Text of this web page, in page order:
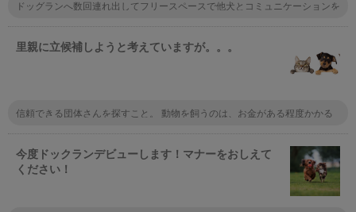
ドッグランへ数回連れ出してフリースペースで他犬とコミュニケーションを
んが慣れてくるとその場に居合わす犬達間の上下関係もわかるようになると
思います。ここでの慣習を散歩へ応用展開すると飼い主の負担も少なく、愛
犬も遊んでいる間に矯正・是正がなされるかもしれません。
里親に立候補しようと考えていますが。。。
信頼できる団体さんを探すこと。 動物を飼うのは、お金がある程度かかる
必須。 病気になったら病院代。 最低でも、上記は掛かります。 最後まで飼
育すること。 これが、里親に限らず動物を飼う最低条件です。 無理な方は
諦めたほうが、良いです。
今度ドックランデビューします！マナーをおしえて
ください！